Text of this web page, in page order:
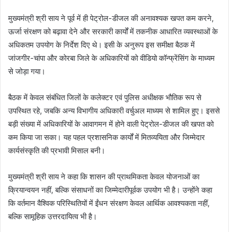
मुख्यमंत्री श्री साय ने पूर्व में ही पेट्रोल-डीजल की अनावश्यक खपत कम करने,
ऊर्जा संरक्षण को बढ़ावा देने और सरकारी कार्यों में तकनीक आधारित व्यवस्थाओं के
अधिकतम उपयोग के निर्देश दिए थे। इसी के अनुरूप इस समीक्षा बैठक में
जांजगीर-चांपा और कोरबा जिले के अधिकारियों को वीडियो कॉन्फ्रेंसिंग के माध्यम
से जोड़ा गया।
बैठक में केवल संबंधित जिलों के कलेक्टर एवं पुलिस अधीक्षक भौतिक रूप से
उपस्थित रहे, जबकि अन्य विभागीय अधिकारी वर्चुअल माध्यम से शामिल हुए। इससे
बड़ी संख्या में अधिकारियों के आवागमन में होने वाली पेट्रोल-डीजल की खपत को
कम किया जा सका। यह पहल प्रशासनिक कार्यों में मितव्ययिता और जिम्मेदार
कार्यसंस्कृति की प्रभावी मिसाल बनी।
मुख्यमंत्री श्री साय ने कहा कि शासन की प्राथमिकता केवल योजनाओं का
क्रियान्वयन नहीं, बल्कि संसाधनों का जिम्मेदारीपूर्वक उपयोग भी है। उन्होंने कहा
कि वर्तमान वैश्विक परिस्थितियों में ईंधन संरक्षण केवल आर्थिक आवश्यकता नहीं,
बल्कि सामूहिक उत्तरदायित्व भी है।